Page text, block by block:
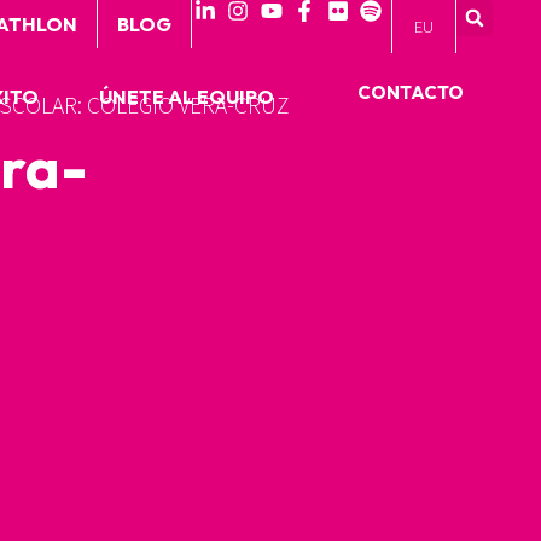
BLOG EU
ÚNETE AL EQUIPO CONTACTO
COLEGIO VERA-CRUZ